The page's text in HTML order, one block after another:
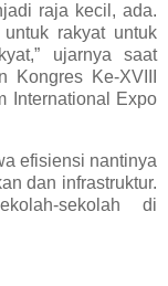
raja kecil, ada.
rakyat untuk
ujarnya saat
Kongres Ke-XVIII
International Expo
efisiensi nantinya
dan infrastruktur.
sekolah di